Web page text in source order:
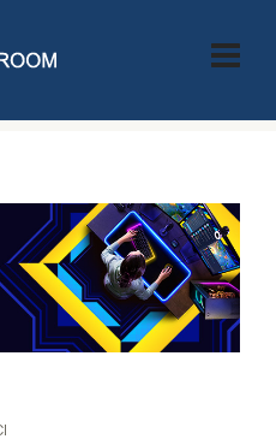
INTEL® CORE ™ 11 GEN. DO